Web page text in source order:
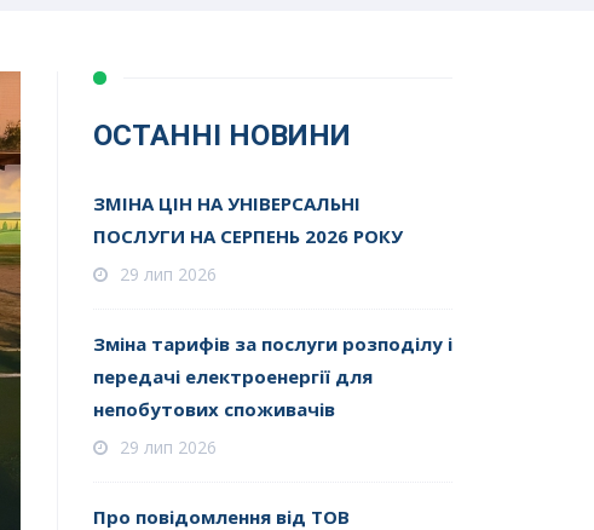
ОСТАННІ НОВИНИ
ЗМІНА ЦІН НА УНІВЕРСАЛЬНІ
ПОСЛУГИ НА СЕРПЕНЬ 2026 РОКУ
29 лип 2026
Зміна тарифів за послуги розподілу і
передачі електроенергії для
непобутових споживачів
29 лип 2026
Про повідомлення від ТОВ